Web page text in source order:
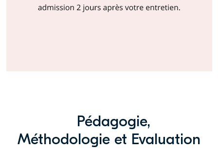
Pédagogie,
Méthodologie et Evaluation